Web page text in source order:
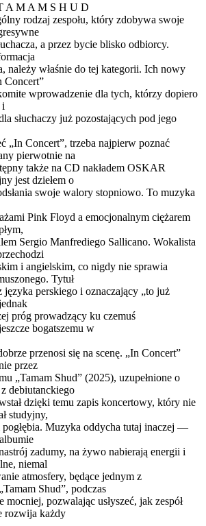
A M A M S H U D
rodzaj zespołu, który zdobywa swoje
a przez bycie blisko odbiorcy.
należy właśnie do tej kategorii. Ich nowy
Concert”
wprowadzenie dla tych, którzy dopiero
i
słuchaczy już pozostających pod jego
„In Concert”, trzeba najpierw poznać
pierwotnie na
także na CD nakładem OSKAR
jest dziełem o
swoje walory stopniowo. To muzyka
Pink Floyd a emocjonalnym ciężarem
Sergio Manfrediego Sallicano. Wokalista
i angielskim, co nigdy nie sprawia
Tytuł
języka perskiego i oznaczający „to już
próg prowadzący ku czemuś
bogatszemu w
przenosi się na scenę. „In Concert”
przez
„Tamam Shud” (2025), uzupełnione o
debiutanckiego
dzięki temu zapis koncertowy, który nie
studyjny,
Muzyka oddycha tutaj inaczej —
zadumy, na żywo nabierają energii i
niemal
atmosfery, będące jednym z
Shud”, podczas
mocniej, pozwalając usłyszeć, jak zespół
rozwija każdy